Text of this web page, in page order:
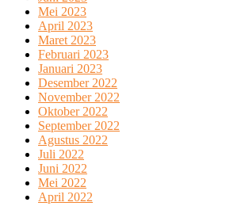
Mei 2023
April 2023
Maret 2023
Februari 2023
Januari 2023
Desember 2022
November 2022
Oktober 2022
September 2022
Agustus 2022
Juli 2022
Juni 2022
Mei 2022
April 2022